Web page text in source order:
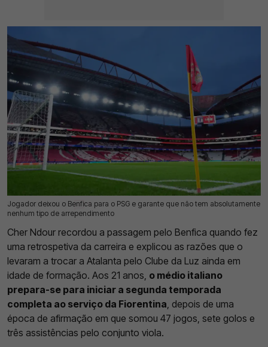
Jogador deixou o Benfica para o PSG e garante que não tem absolutamente
nenhum tipo de arrependimento
15 Jul 2026 | 17:37 | 0
Cher Ndour recordou a passagem pelo Benfica quando fez
uma retrospetiva da carreira e explicou as razões que o
levaram a trocar a Atalanta pelo Clube da Luz ainda em
idade de formação. Aos 21 anos, o médio italiano
prepara-se para iniciar a segunda temporada
completa ao serviço da Fiorentina , depois de uma
época de afirmação em que somou 47 jogos, sete golos e
três assistências pelo conjunto viola.